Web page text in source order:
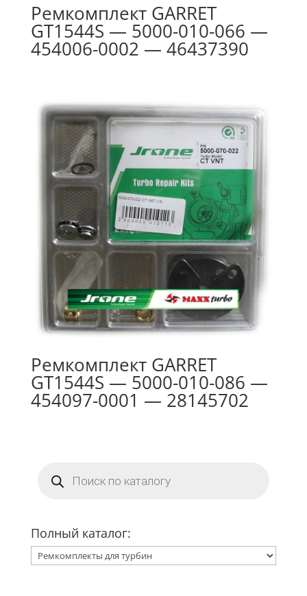
Ремкомплект GARRET
GT1544S — 5000-010-066 —
454006-0002 — 46437390
Ремкомплект GARRET
GT1544S — 5000-010-086 —
454097-0001 — 28145702
товаров
Полный каталог: